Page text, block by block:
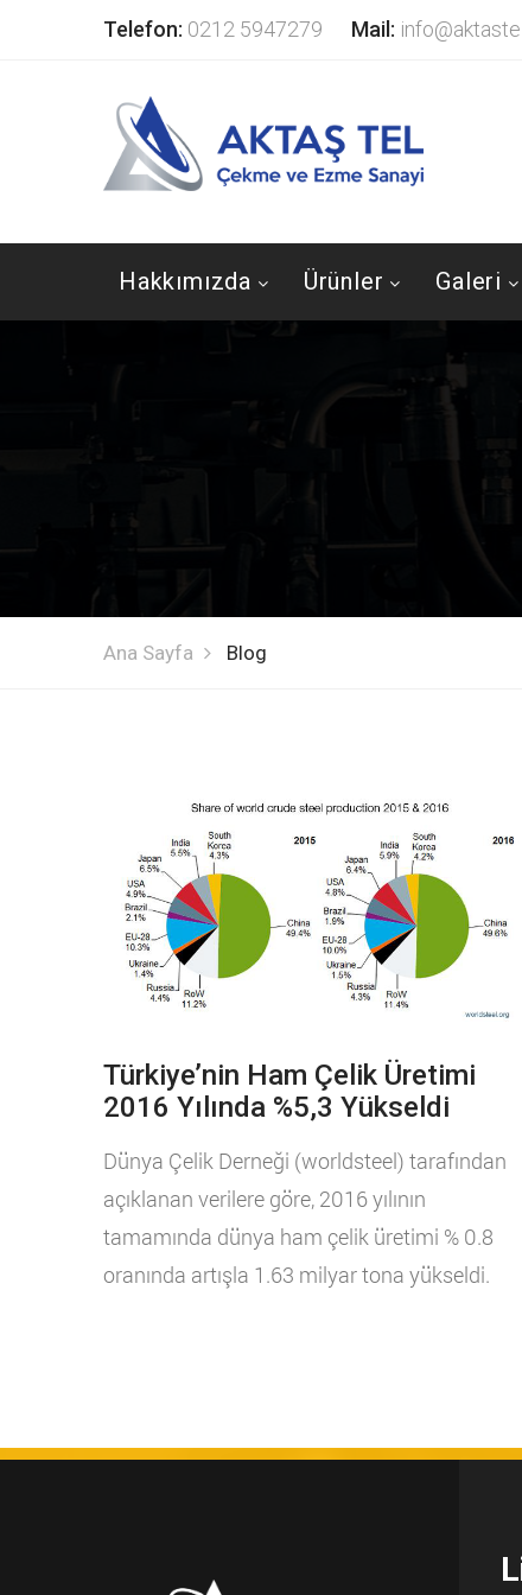
Telefon: 0212 5947279 Mail:
Hakkımızda Ürünler Galeri
Ana Sayfa Blog
Türkiye’nin Ham Çelik Üretimi
2016 Yılında %5,3 Yükseldi
Dünya Çelik Derneği (worldsteel) tarafından
açıklanan verilere göre, 2016 yılının
tamamında dünya ham çelik üretimi % 0.8
oranında artışla 1.63 milyar tona yükseldi.